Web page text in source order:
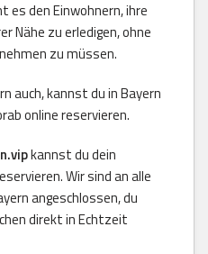
es den Einwohnern, ihre
Nähe zu erledigen, ohne
zu müssen.
auch, kannst du in Bayern
online reservieren.
kannst du dein
Wir sind an alle
angeschlossen, du
direkt in Echtzeit